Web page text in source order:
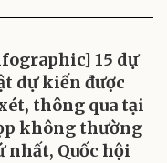
15 dự
dự kiến được
thông qua tại
không thường
nhất, Quốc hội